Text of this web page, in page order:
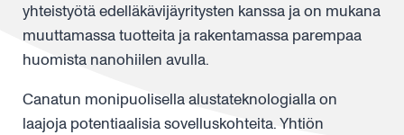
yhteistyötä edelläkävijäyritysten kanssa ja on mukana
muuttamassa tuotteita ja rakentamassa parempaa
huomista nanohiilen avulla.
Canatun monipuolisella alustateknologialla on
laajoja potentiaalisia sovelluskohteita. Yhtiön